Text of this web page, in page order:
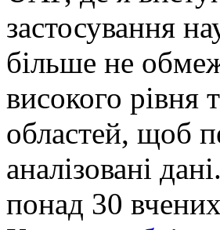
застосування
більше не
високого рівня
областей, щоб
аналізовані
понад 30